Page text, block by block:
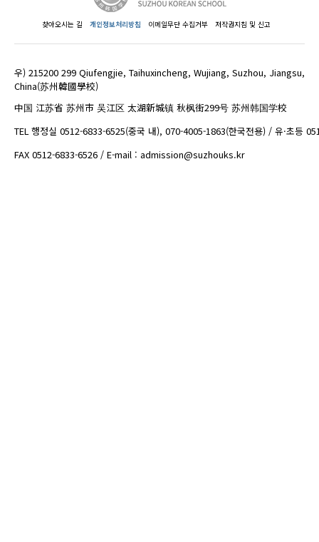
찾아오시는 길 개인정보처리방침 이메일무단 수집거부 저작권지침 및 신고
우) 215200 299 Qiufengjie, Taihuxincheng, Wujiang, Suzhou, Jiangsu,
China(苏州韓國學校)
中国 江苏省 苏州市 吴江区 太湖新城镇 秋枫街299号 苏州韩国学校
TEL 행정실 0512-6833-6525(중국 내), 070-4005-1863(한국전용) / 유·초등
FAX 0512-6833-6526 / E-mail : admission@suzhouks.kr